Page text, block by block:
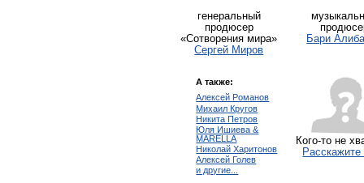
генеральный
продюсер
«Сотворения мира»
Сергей Миров
Бари
А также:
Алексей Романов
Михаил Кругов
Никита Петров
Юля Ишиева &
MARELLA
Николай Харитонов
Алексей Голев
и другие...
Кого-то не